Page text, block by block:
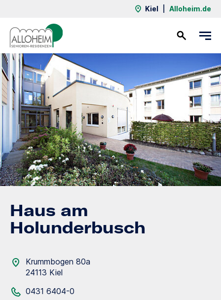
Kiel Alloheim.de
Haus am
Holunderbusch
Krummbogen 80a
24113 Kiel
0431 6404-0